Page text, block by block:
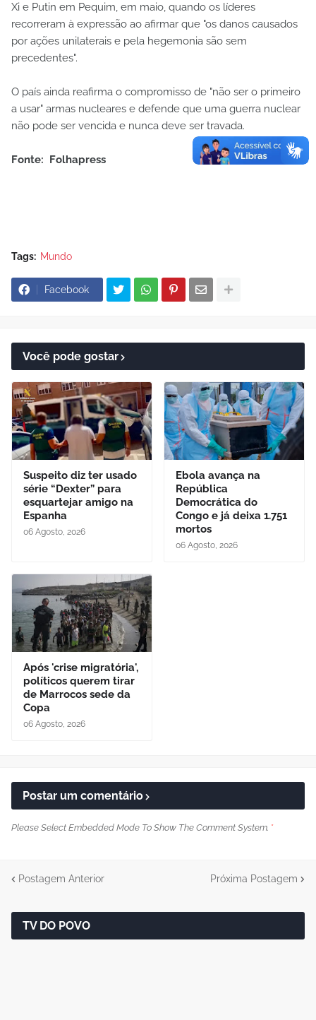
Xi e Putin em Pequim, em maio, quando os líderes
recorreram à expressão ao afirmar que "os danos causados
por ações unilaterais e pela hegemonia são sem
precedentes".
O país ainda reafirma o compromisso de "não ser o primeiro
a usar" armas nucleares e defende que uma guerra nuclear
não pode ser vencida e nunca deve ser travada.
Fonte: Folhapress
Tags: Mundo
Facebook
Você pode gostar
Suspeito diz ter usado
série “Dexter” para
esquartejar amigo na
Espanha
06 Agosto, 2026
Ebola avança na
República
Democrática do
Congo e já deixa 1.751
mortos
06 Agosto, 2026
Após 'crise migratória',
políticos querem tirar
de Marrocos sede da
Copa
06 Agosto, 2026
Postar um comentário
Please Select Embedded Mode To Show The Comment System. *
Postagem Anterior Próxima Postagem
TV DO POVO